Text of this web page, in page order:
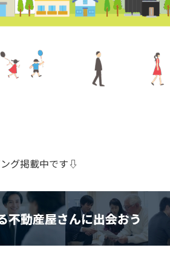
グ掲載中です⇩